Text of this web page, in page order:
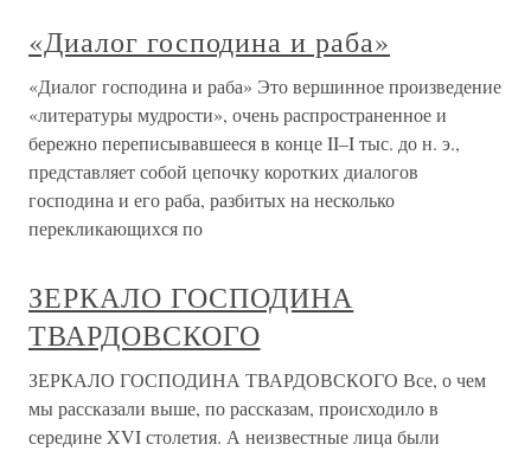
«Диалог господина и раба»
«Диалог господина и раба» Это вершинное произведение
«литературы мудрости», очень распространенное и
бережно переписывавшееся в конце II–I тыс. до н. э.,
представляет собой цепочку коротких диалогов
господина и его раба, разбитых на несколько
перекликающихся по
ЗЕРКАЛО ГОСПОДИНА
ТВАРДОВСКОГО
ЗЕРКАЛО ГОСПОДИНА ТВАРДОВСКОГО Все, о чем
мы рассказали выше, по рассказам, происходило в
середине XVI столетия. А неизвестные лица были